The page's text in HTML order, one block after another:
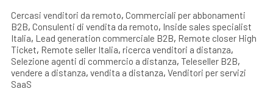
Cercasi venditori da remoto, Commerciali per abbonamenti
B2B, Consulenti di vendita da remoto, Inside sales specialist
Italia, Lead generation commerciale B2B, Remote closer High
Ticket, Remote seller Italia, ricerca venditori a distanza,
Selezione agenti di commercio a distanza, Teleseller B2B,
vendere a distanza, vendita a distanza, Venditori per servizi
SaaS